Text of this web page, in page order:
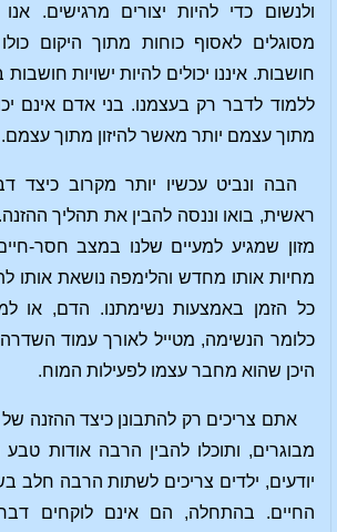
ולנשום כדי להיות יצורים מרגישים.
מסוגלים לאסוף כוחות מתוך היקום כולו
חושבות. איננו יכולים להיות ישויות
ללמוד לדבר רק בעצמנו. בני אדם אינם
מתוך עצמם יותר מאשר להיזון מתוך עצמם.
הבה ונביט עכשיו יותר מקרוב כיצד
ראשית, בואו וננסה להבין את תהליך
מזון שמגיע למעיים שלנו במצב חסר-
מחיות אותו מחדש והלימפה נושאת אותו
כל הזמן באמצעות נשימתנו. הדם, או
כלומר הנשימה, מטייל לאורך עמוד
היכן שהוא מחבר עצמו לפעילות המוח.
אתם צריכים רק להתבונן כיצד ההזנה של
מבוגרים, ותוכלו להבין הרבה אודות
יודעים, ילדים צריכים לשתות הרבה חלב
החיים. בהתחלה, הם אינם לוקחים